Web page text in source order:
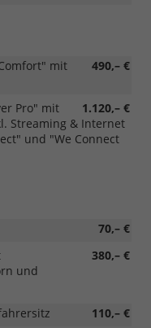
490,– €
mit
1.120,– €
Pro" mit
Streaming & Internet
und "We Connect
70,– €
380,– €
und
110,– €